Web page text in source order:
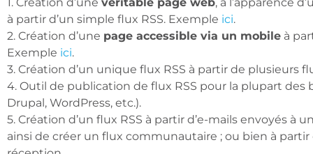
à partir d’un simple flux RSS. Exemple ici.
2. Création d’une page accessible via un mobile à
Exemple ici.
3. Création d’un unique flux RSS à partir de plusieurs
4. Outil de publication de flux RSS pour la plupart des
Drupal, WordPress, etc.).
5. Création d’un flux RSS à partir d’e-mails envoyés à
ainsi de créer un flux communautaire ; ou bien à